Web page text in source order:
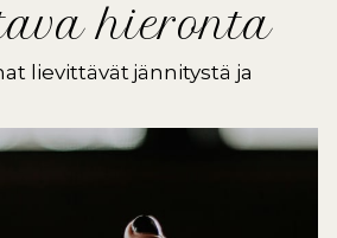
hieronta
lievittävät jännitystä ja